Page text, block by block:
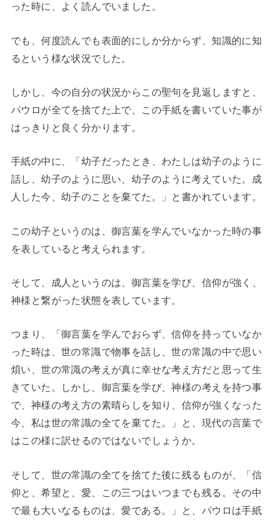
った時に、よく読んでいました。
でも、何度読んでも表面的にしか分からず、知識的に知
るという様な状況でした。
しかし、今の自分の状況からこの聖句を見返しますと、
パウロが全てを捨てた上で、この手紙を書いていた事が
はっきりと良く分かります。
手紙の中に、「幼子だったとき、わたしは幼子のように
話し、幼子のように思い、幼子のように考えていた。成
人した今、幼子のことを棄てた。」と書かれています。
この幼子というのは、御言葉を学んでいなかった時の事
を表していると考えられます。
そして、成人というのは、御言葉を学び、信仰が強く、
神様と繋がった状態を表しています。
つまり、「御言葉を学んでおらず、信仰を持っていなか
った時は、世の常識で物事を話し、世の常識の中で思い
煩い、世の常識の考えが真に幸せな考え方だと思って生
きていた。しかし、御言葉を学び、神様の考えを持つ事
で、神様の考え方の素晴らしを知り、信仰が強くなった
今、私は世の常識の全てを棄てた。」と、現代の言葉で
はこの様に訳せるのではないでしょうか。
そして、世の常識の全てを捨てた後に残るものが、「信
仰と、希望と、愛、この三つはいつまでも残る。その中
で最も大いなるものは、愛である。」と、パウロは手紙